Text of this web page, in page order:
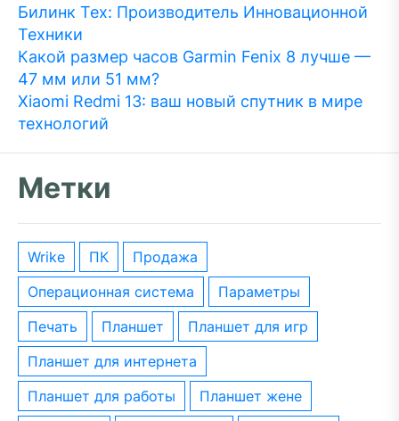
Билинк Тех: Производитель Инновационной
Техники
Какой размер часов Garmin Fenix 8 лучше —
47 мм или 51 мм?
Xiaomi Redmi 13: ваш новый спутник в мире
технологий
Метки
wrike ПК
Продажа
операционная система
параметры
печать
планшет
планшет для игр
планшет для интернета
планшет для работы
планшет жене